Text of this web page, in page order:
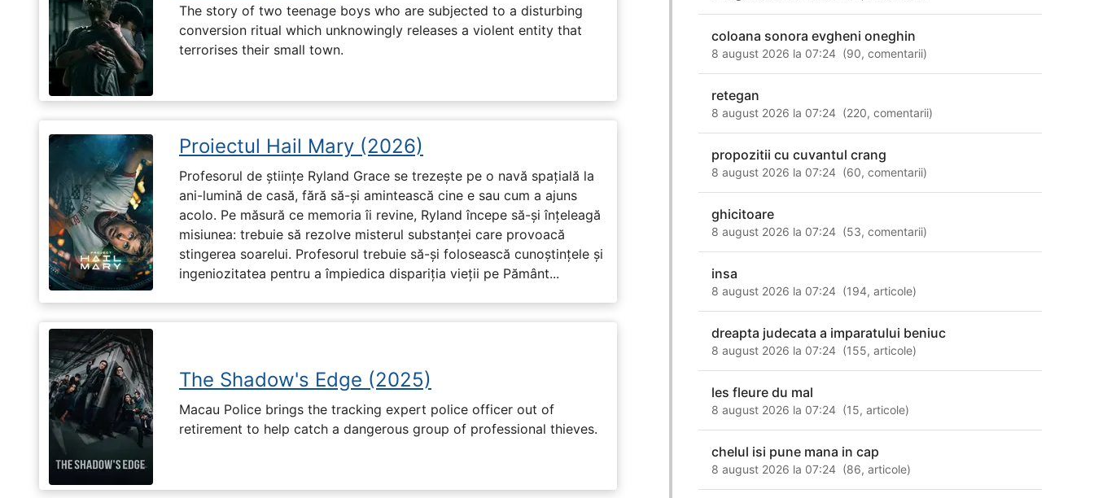
The story of two teenage boys who are subjected to a disturbing
conversion ritual which unknowingly releases a violent entity that
terrorises their small town.
Proiectul Hail Mary (2026)
Profesorul de științe Ryland Grace se trezește pe o navă spațială la
ani-lumină de casă, fără să-și amintească cine e sau cum a ajuns
acolo. Pe măsură ce memoria îi revine, Ryland începe să-și înțeleagă
misiunea: trebuie să rezolve misterul substanței care provoacă
stingerea soarelui. Profesorul trebuie să-și folosească cunoștințele și
ingeniozitatea pentru a împiedica dispariția vieții pe Pământ...
The Shadow's Edge (2025)
Macau Police brings the tracking expert police officer out of
retirement to help catch a dangerous group of professional thieves.
coloana sonora evgheni oneghin
8 august 2026 la 07:24 (90,comentarii)
retegan
8 august 2026 la 07:24 (220,comentarii)
propozitii cu cuvantul crang
8 august 2026 la 07:24 (60,comentarii)
ghicitoare
8 august 2026 la 07:24 (53,comentarii)
insa
8 august 2026 la 07:24 (194,articole)
dreapta judecata a imparatului beniuc
8 august 2026 la 07:24 (155,articole)
les fleure du mal
8 august 2026 la 07:24 (15,articole)
chelul isi pune mana in cap
8 august 2026 la 07:24 (86,articole)